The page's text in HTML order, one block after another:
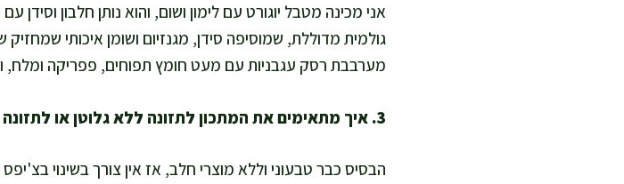
אני מכינה מטבל יוגורט עם לימון ושום, והוא נותן חלבון
גולמית מדוללת, שמוסיפה סידן, מגנזיום ושומן איכותי
מערבבת רסק עגבניות עם מעט חומץ תפוחים, פפריקה ומלח,
3. איך מתאימים את המתכון לתזונה ללא גלוטן או לתזונה טבעונית?
הבסיס כבר טבעוני וללא מוצרי חלב, אז אין צורך בשינוי